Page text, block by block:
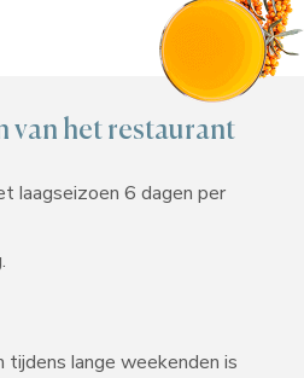
van het restaurant
laagseizoen 6 dagen per
tijdens lange weekenden is